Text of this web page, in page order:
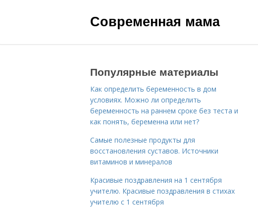
Современная мама
Популярные материалы
Как определить беременность в дом
условиях. Можно ли определить
беременность на раннем сроке без теста и
как понять, беременна или нет?
Самые полезные продукты для
восстановления суставов. Источники
витаминов и минералов
Красивые поздравления на 1 сентября
учителю. Красивые поздравления в стихах
учителю с 1 сентября